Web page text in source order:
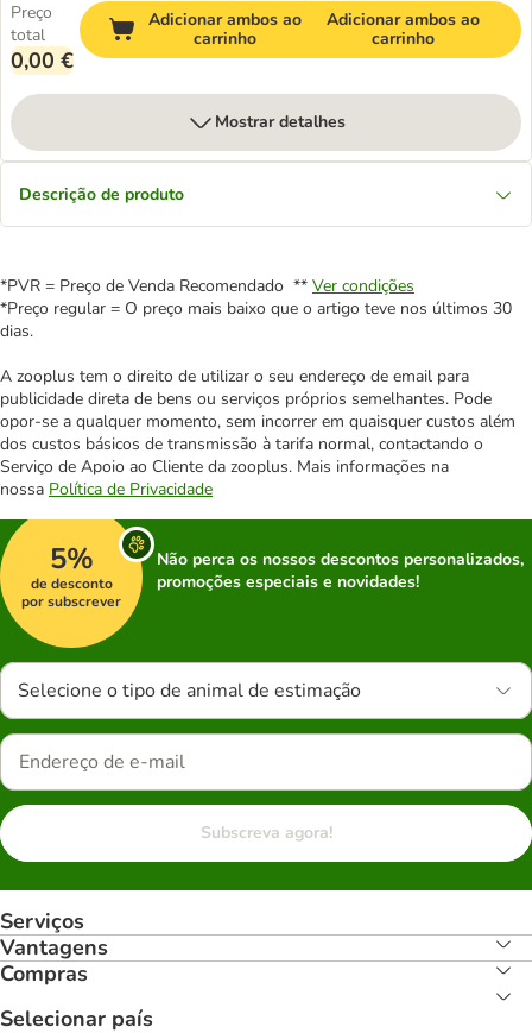
Preço
total
0,00 €
Adicionar ambos ao
carrinho
Adicionar ambos ao
carrinho
Mostrar detalhes
Descrição de produto
*PVR = Preço de Venda Recomendado ** Ver condições
*Preço regular = O preço mais baixo que o artigo teve nos últimos 30
dias.
A zooplus tem o direito de utilizar o seu endereço de email para
publicidade direta de bens ou serviços próprios semelhantes. Pode
opor-se a qualquer momento, sem incorrer em quaisquer custos além
dos custos básicos de transmissão à tarifa normal, contactando o
Serviço de Apoio ao Cliente da zooplus. Mais informações na
nossa Política de Privacidade
5%
de desconto
por subscrever
Não perca os nossos descontos personalizados,
promoções especiais e novidades!
Selecione o tipo de animal de estimação
Subscreva agora!
Serviços
Vantagens
Compras
Selecionar país